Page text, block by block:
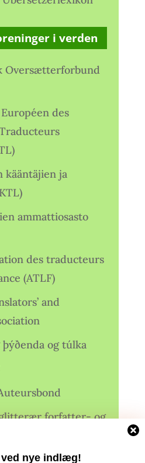
ved nye indlæg!
i verden
Oversætterforbund
des
kääntäjien ja
ammattiosasto
des traducteurs
(ATLF)
and
þýðenda og túlka
forfatter- og